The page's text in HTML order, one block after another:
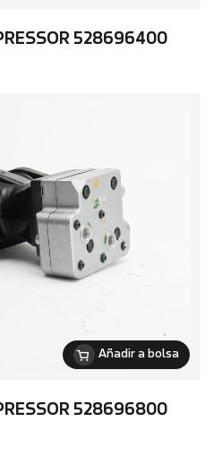
528696400
Añadir a bolsa
528696800